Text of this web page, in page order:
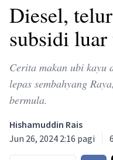
Diesel,
subsidi
Cerita makan ubi kayu
lepas sembahyang
bermula.
Hishamuddin Rais
Jun 26, 2024 2:16 pagi
6